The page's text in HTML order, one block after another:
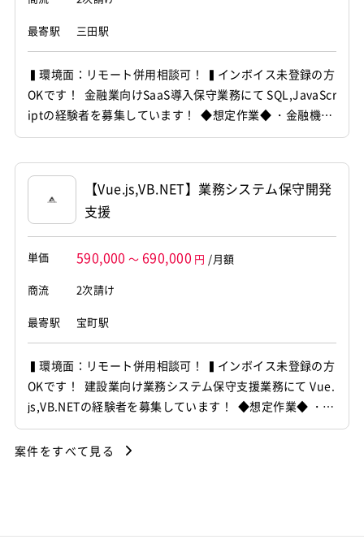
最寄駅 三田駅
▍環境面：リモート併用相談可！ ▍インボイス未登録の方
OKです！ 金融業向けSaaS導入保守業務にて SQL,JavaScr
iptの経験者を募集しています！ ◆想定作業◆ ・金融機関
向けAMLシステム導入対応 ・SaaS環境の保守開発 ・設計
タ処理対応 ～～～～～～～～～～～～～～～～～～～
～...
【Vue.js,VB.NET】業務システム保守開発
支援
単価 590,000 ～ 690,000 円 /月額
商流
2次請け
最寄駅 宝町駅
▍環境面：リモート併用相談可！ ▍インボイス未登録の方
OKです！ 建設業向け業務システム保守支援業務にて Vue.
js,VB.NETの経験者を募集しています！ ◆想定作業◆ ・プ
ロジェクト管理システムの運用・保守対応 ・ユーザーか
らの問い合わせ対応および調査 ・要件ヒアリングから設
案件をすべて見る